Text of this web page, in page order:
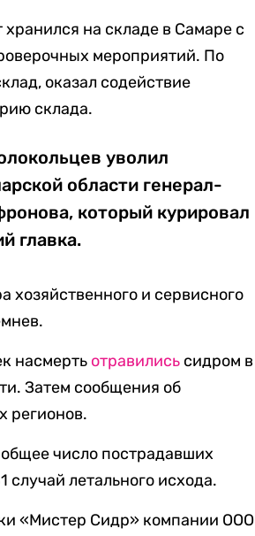
на складе в Самаре с
мероприятий. По
оказал содействие
склада.
уволил
области генерал-
который курировал
главка.
хозяйственного и сервисного
насмерть отравились сидром в
Затем сообщения об
регионов.
число пострадавших
случай летального исхода.
«Мистер Сидр» компании ООО